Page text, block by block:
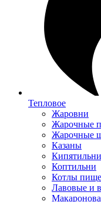
Тепловое
Жаровни
Жарочные
Жарочные
Казаны
Коптильни
Котлы
Лавовые и